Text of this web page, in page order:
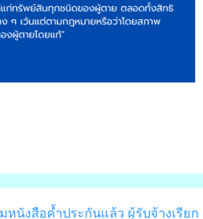
หนังสือค้ำประกันแล้ว ผู้รับจ้างเรียก